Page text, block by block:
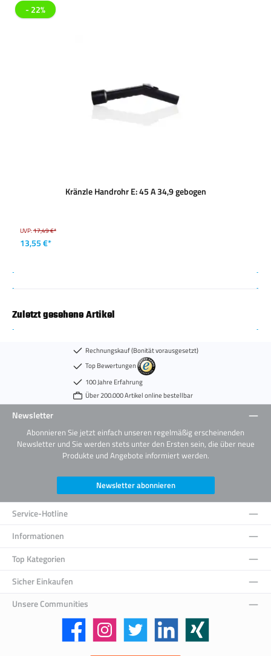
- 22%
Kränzle Handrohr E: 45 A 34,9 gebogen
UVP:17,49 €*
13,55 €*
Zuletzt gesehene Artikel
Rechnungskauf (Bonität vorausgesetzt)
Top Bewertungen
100 Jahre Erfahrung
Über 200.000 Artikel online bestellbar
Newsletter
Abonnieren Sie jetzt einfach unseren regelmäßig erscheinenden
Newsletter und Sie werden stets unter den Ersten sein, die über neue
Produkte und Angebote informiert werden.
Newsletter abonnieren
Service-Hotline
Informationen
Top Kategorien
Sicher Einkaufen
Unsere Communities
Facebook Instagram Twitter LinkedIn Xing